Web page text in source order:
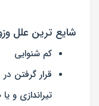
شایع ترین علل
کم شنوایی
قرار گرفتن
تیراندازی و